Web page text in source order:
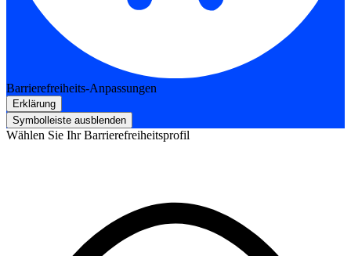
Barrierefreiheits-Anpassungen
Erklärung
Symbolleiste ausblenden
Wählen Sie Ihr Barrierefreiheitsprofil